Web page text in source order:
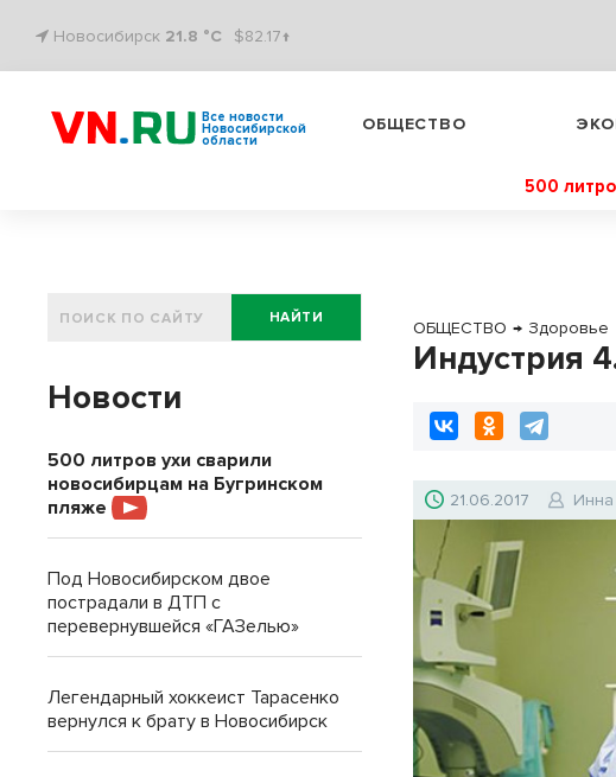
Новосибирск 21.8 °C $82.17↑
Все новости
Новосибирской
области
ОБЩЕСТВО
500
ОБЩЕСТВО → Здоровье
Индустрия
21.06.2017
НАЙТИ
Новости
500 литров ухи сварили
новосибирцам на Бугринском
пляже
Под Новосибирском двое
пострадали в ДТП с
перевернувшейся «ГАЗелью»
Легендарный хоккеист Тарасенко
вернулся к брату в Новосибирск